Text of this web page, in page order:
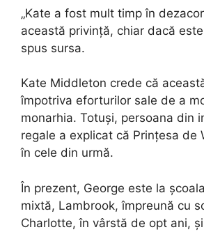
„Kate a fost mult timp în
această privință, chiar dacă
spus sursa.
Kate Middleton crede că
împotriva eforturilor sale de a
monarhia. Totuși, persoana din
regale a explicat că Prințesa de
în cele din urmă.
În prezent, George este la
mixtă, Lambrook, împreună cu
Charlotte, în vârstă de opt ani,